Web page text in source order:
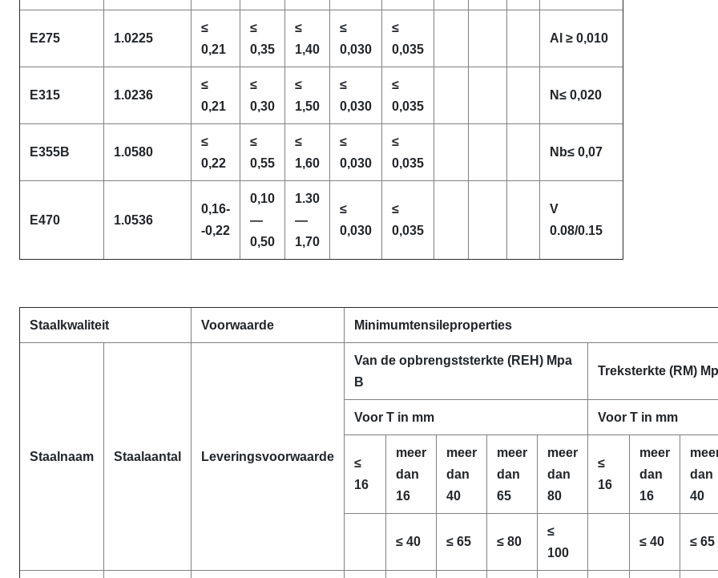
E275 1.0225
≤
0,21
≤
0,35
≤
1,40
≤
0,030
≤
0,035
Al ≥ 0,010
E315 1.0236
≤
0,21
≤
0,30
≤
1,50
≤
0,030
≤
0,035
N≤ 0,020
E355B 1.0580
≤
0,22
≤
0,55
≤
1,60
≤
0,030
≤
0,035
Nb≤ 0,07
E470 1.0536
0,16-
-0,22
0,10
—
0,50
1.30
—
1,70
≤
0,030
≤
0,035
V
0.08/0.15
Staalkwaliteit Voorwaarde Minimumtensileproperties
Staalnaam Staalaantal Leveringsvoorwaarde
Van de opbrengststerkte (REH) Mpa
B
Treksterkte (RM)
Voor T in mm Voor T in mm
≤
16
meer
dan
16
meer
dan
40
meer
dan
65
meer
dan
80
≤
16
meer
dan
16
dan
40
≤ 40 ≤ 65 ≤ 80
≤
100
≤ 40 ≤ 65